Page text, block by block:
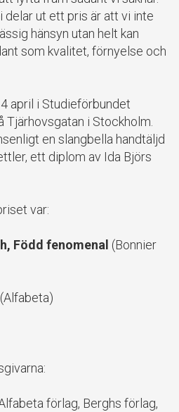
delar ut ett pris är att vi inte
hänsyn utan helt kan
som kvalitet, förnyelse och
april i Studieförbundet
Tjärhovsgatan i Stockholm.
en slangbella handtäljd
ett diplom av Ida Björs
var:
Född fenomenal (Bonnier
(Alfabeta)
förlag, Berghs förlag,